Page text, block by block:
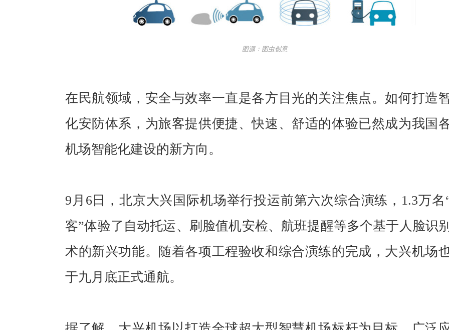
图源：图虫创意
在民航领域，安全与效率一直是各方目光的关注焦点。如何打造
化安防体系，为旅客提供便捷、快速、舒适的体验已然成为我国
机场智能化建设的新方向。
9月6日，北京大兴国际机场举行投运前第六次综合演练，1.3万名
客”体验了自动托运、刷脸值机安检、航班提醒等多个基于人脸识
术的新兴功能。随着各项工程验收和综合演练的完成，大兴机场
于九月底正式通航。